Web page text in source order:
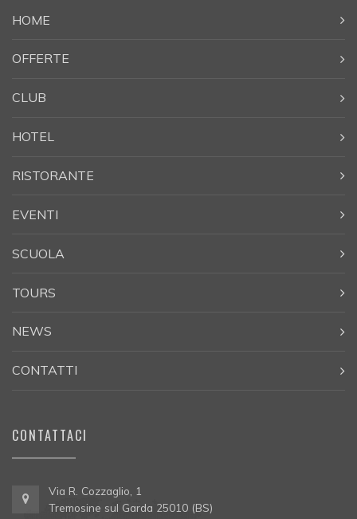
HOME
OFFERTE
CLUB
HOTEL
RISTORANTE
EVENTI
SCUOLA
TOURS
NEWS
CONTATTI
CONTATTACI
Via R. Cozzaglio, 1
Tremosine sul Garda 25010 (BS)